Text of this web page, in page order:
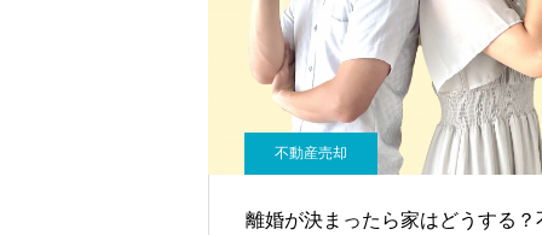
不動産売却
離婚が決まったら家はどうする？